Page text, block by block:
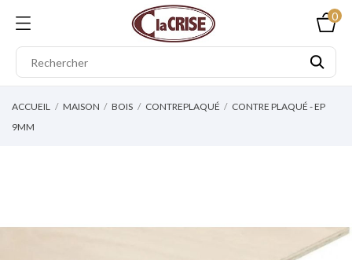
0
ACCUEIL MAISON BOIS CONTREPLAQUÉ
CONTRE PLAQUÉ - EP
9MM